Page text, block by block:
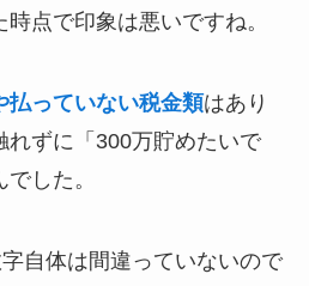
点で印象は悪いですね。
払っていない税金類はあり
れずに「300万貯めたいで
した。
自体は間違っていないので